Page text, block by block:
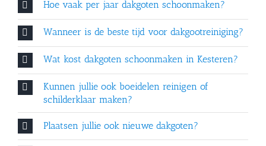
Hoe vaak per jaar dakgoten schoonmaken?
Wanneer is de beste tijd voor dakgootreiniging?
Wat kost dakgoten schoonmaken in Kesteren?
Kunnen jullie ook boeidelen reinigen of
schilderklaar maken?
Plaatsen jullie ook nieuwe dakgoten?